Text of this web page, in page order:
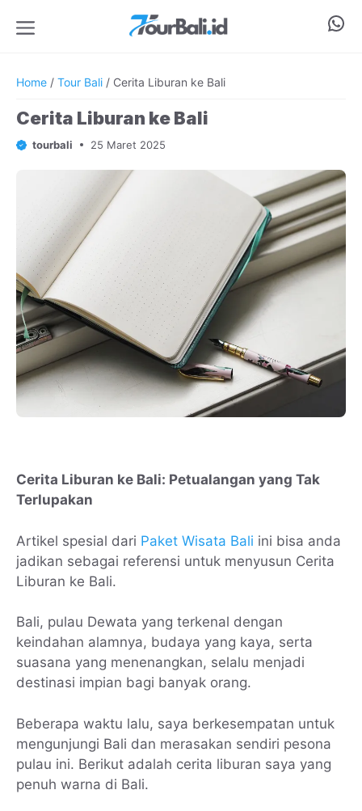
Home / Tour Bali / Cerita Liburan ke Bali
Cerita Liburan ke Bali
tourbali 25 Maret 2025
Cerita Liburan ke Bali: Petualangan yang Tak
Terlupakan
Artikel spesial dari Paket Wisata Bali ini bisa anda
jadikan sebagai referensi untuk menyusun Cerita
Liburan ke Bali.
Bali, pulau Dewata yang terkenal dengan
keindahan alamnya, budaya yang kaya, serta
suasana yang menenangkan, selalu menjadi
destinasi impian bagi banyak orang.
Beberapa waktu lalu, saya berkesempatan untuk
mengunjungi Bali dan merasakan sendiri pesona
pulau ini. Berikut adalah cerita liburan saya yang
penuh warna di Bali.